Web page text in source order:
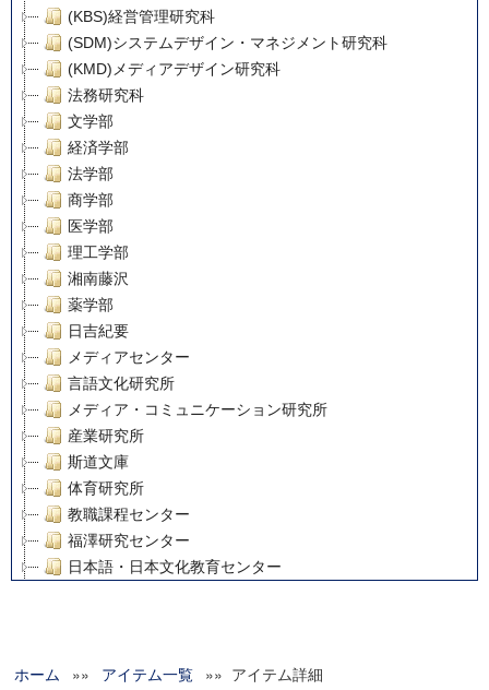
(KBS)経営管理研究科
(SDM)システムデザイン・マネジメント研究科
(KMD)メディアデザイン研究科
法務研究科
文学部
経済学部
法学部
商学部
医学部
理工学部
湘南藤沢
薬学部
日吉紀要
メディアセンター
言語文化研究所
メディア・コミュニケーション研究所
産業研究所
斯道文庫
体育研究所
教職課程センター
福澤研究センター
日本語・日本文化教育センター
グローバルリサーチインスティテュート
ホーム »» アイテム一覧 »» アイテム詳細